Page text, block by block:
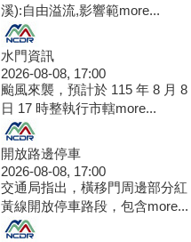
溪):自由溢流,影響範more...
水門資訊
2026-08-08, 17:00
颱風來襲，預計於 115 年 8 月 8
日 17 時整執行市轄more...
開放路邊停車
2026-08-08, 17:00
交通局指出，橫移門周邊部分紅
黃線開放停車路段，包含more...